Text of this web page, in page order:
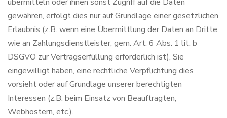
gewähren, erfolgt dies nur auf Grundlage einer gesetzlichen
Erlaubnis (z.B. wenn eine Übermittlung der Daten an Dritte,
wie an Zahlungsdienstleister, gem. Art. 6 Abs. 1 lit. b
DSGVO zur Vertragserfüllung erforderlich ist), Sie
eingewilligt haben, eine rechtliche Verpflichtung dies
vorsieht oder auf Grundlage unserer berechtigten
Interessen (z.B. beim Einsatz von Beauftragten,
Webhostern, etc.).